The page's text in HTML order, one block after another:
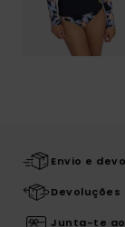
Envio e
Devoluções
Junta-te